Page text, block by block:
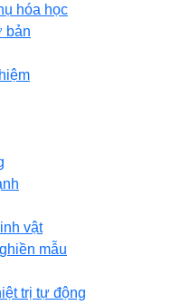
hóa học
bản
vật
mẫu
trị tự động